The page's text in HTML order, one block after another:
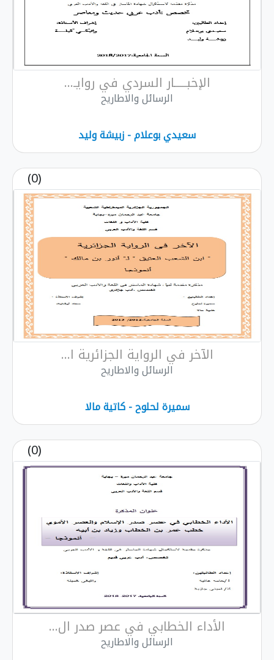
الإخبـــــار السردي في روايـ...
الرسائل والاطاريح
سعيدي بوعلام - زبيشة وليد
الآخر في الرواية الجزائرية ا...
الرسائل والاطاريح
سميرة لحلوح - كاتية مالا
الأداء الخطابي في عصر صدر ال...
الرسائل والاطاريح